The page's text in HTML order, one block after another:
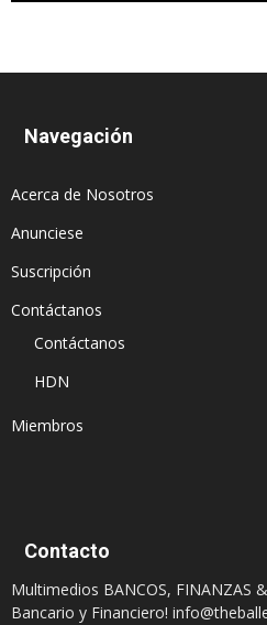
Navegación
Acerca de Nosotros
Anunciese
Suscripción
Contáctanos
Contáctanos
HDN
Miembros
Contacto
Multimedios BANCOS, FINANZAS
Bancario y Financiero!